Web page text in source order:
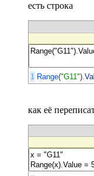
есть строка
1 Range("G11")
как её